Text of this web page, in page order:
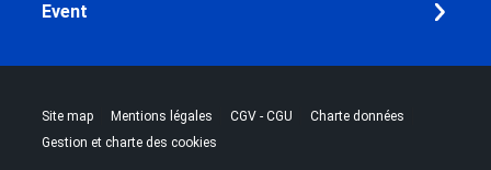
Event
Site map |Mentions légales |CGV - CGU |Charte données
Gestion et charte des cookies